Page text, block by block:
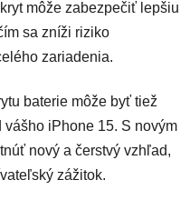
môže zabezpečiť lepšiu
sa zníži riziko
zariadenia.
baterie môže byť tiež
iPhone 15. S novým
nový a čerstvý vzhľad,
zážitok.